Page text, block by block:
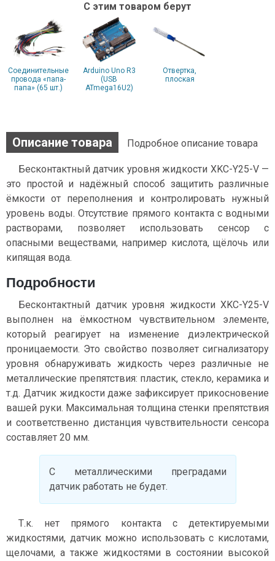
С этим товаром берут
Соединительные
провода «папа-
папа» (65 шт.)
Arduino Uno R3
(USB
ATmega16U2)
Отвертка,
плоская
Описание товара Подробное описание товара
Бесконтактный датчик уровня жидкости XKC-Y25-V —
это простой и надёжный способ защитить различные
ёмкости от переполнения и контролировать нужный
уровень воды. Отсутствие прямого контакта с водными
растворами, позволяет использовать сенсор с
опасными веществами, например кислота, щёлочь или
кипящая вода.
Подробности
Бесконтактный датчик уровня жидкости XKC-Y25-V
выполнен на ёмкостном чувствительном элементе,
который реагирует на изменение диэлектрической
проницаемости. Это свойство позволяет сигнализатору
уровня обнаруживать жидкость через различные не
металлические препятствия: пластик, стекло, керамика и
т.д. Датчик жидкости даже зафиксирует прикосновение
вашей руки. Максимальная толщина стенки препятствия
и соответственно дистанция чувствительности сенсора
составляет 20 мм.
С металлическими преградами
датчик работать не будет.
Т.к. нет прямого контакта с детектируемыми
жидкостями, датчик можно использовать с кислотами,
щелочами, а также жидкостями в состоянии высокой